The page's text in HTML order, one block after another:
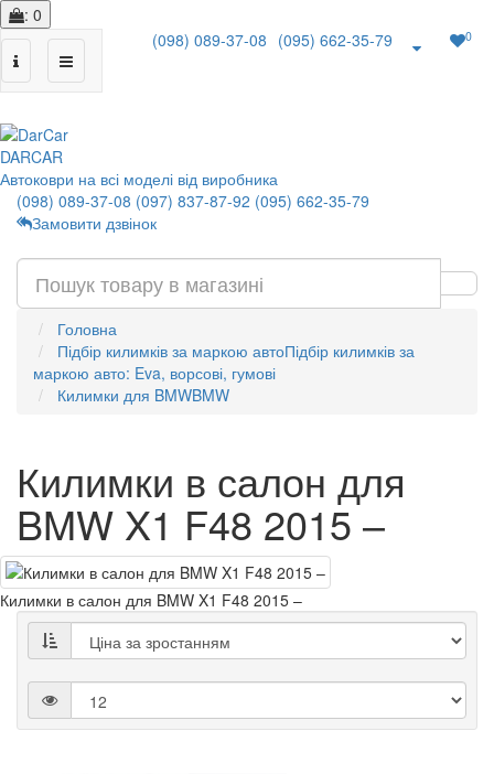
: 0
(098) 089-37-08 (095) 662-35-79 0
DARCAR
Автоковри на всі моделі від виробника
(098) 089-37-08 (097) 837-87-92 (095) 662-35-79
Замовити дзвінок
Головна
Підбір килимків за маркою автоПідбір килимків за
маркою авто: Eva, ворсові, гумові
Килимки для BMWBMW
Килимки в салон для
BMW X1 F48 2015 –
Килимки в салон для BMW X1 F48 2015 –